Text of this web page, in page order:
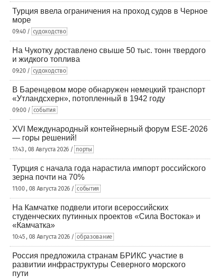
Турция ввела ограничения на проход судов в Черное
море
09:40 / судоходство
На Чукотку доставлено свыше 50 тыс. тонн твердого
и жидкого топлива
09:20 / судоходство
В Баренцевом море обнаружен немецкий транспорт
«Утландсхерн», потопленный в 1942 году
09:00 / события
XVI Международный контейнерный форум ESE-2026
— горы решений!
17:43 , 08 Августа 2026 / порты
Турция с начала года нарастила импорт российского
зерна почти на 70%
11:00 , 08 Августа 2026 / события
На Камчатке подвели итоги всероссийских
студенческих путинных проектов «Сила Востока» и
«Камчатка»
10:45 , 08 Августа 2026 / образование
Россия предложила странам БРИКС участие в
развитии инфраструктуры Северного морского
пути